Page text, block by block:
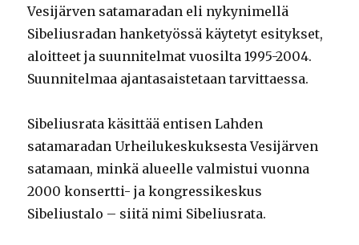
Vesijärven satamaradan eli nykynimellä
Sibeliusradan hanketyössä käytetyt esitykset,
aloitteet ja suunnitelmat vuosilta 1995-2004.
Suunnitelmaa ajantasaistetaan tarvittaessa.
Sibeliusrata käsittää entisen Lahden
satamaradan Urheilukeskuksesta Vesijärven
satamaan, minkä alueelle valmistui vuonna
2000 konsertti- ja kongressikeskus
Sibeliustalo – siitä nimi Sibeliusrata.